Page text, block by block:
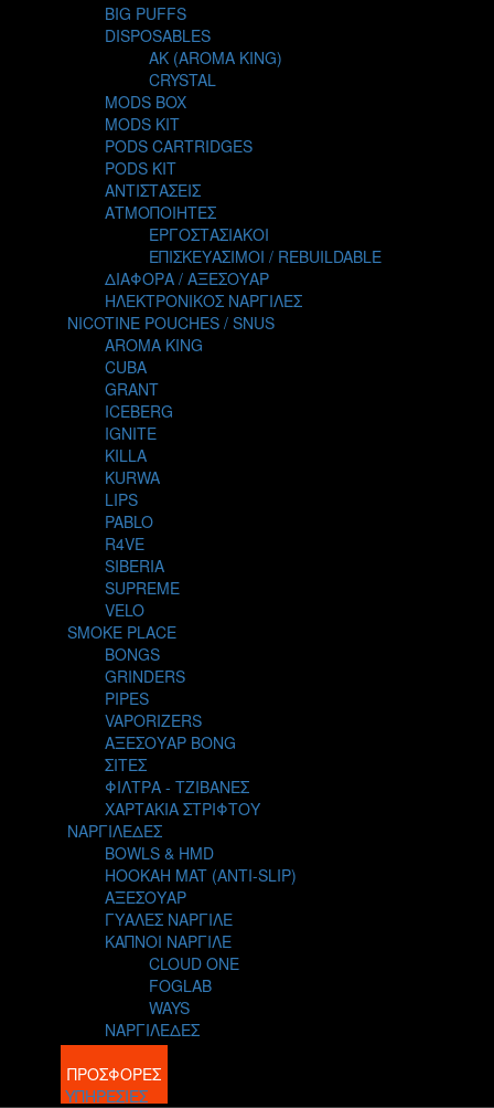
NUBO
OMERTA LIQUIDS
OPMH PROJECT
S-ELF JUICE
SADBOY
SCANDAL
SECRET FOREST
STEAM CITY LIQUIDS
STEAM TRAIN
STEAMPUNK
TALES
TATTOO
THE ALCHEMIST
THE SMOKER'S CLUB
TIKI MAHU
TWIST
VGOD
WILD ZOO
YETI
BIG PUFFS
DISPOSABLES
AK (AROMA KING)
CRYSTAL
MODS BOX
MODS KIT
PODS CARTRIDGES
PODS KIT
ΑΝΤΙΣΤΑΣΕΙΣ
ΑΤΜΟΠΟΙΗΤΕΣ
ΕΡΓΟΣΤΑΣΙΑΚΟΙ
ΕΠΙΣΚΕΥΑΣΙΜΟΙ / REBUILDABLE
ΔΙΑΦΟΡΑ / ΑΞΕΣΟΥΑΡ
ΗΛΕΚΤΡΟΝΙΚΟΣ ΝΑΡΓΙΛΕΣ
NICOTINE POUCHES / SNUS
AROMA KING
CUBA
GRANT
ICEBERG
IGNITE
KILLA
KURWA
LIPS
PABLO
R4VE
SIBERIA
SUPREME
VELO
SMOKE PLACE
BONGS
GRINDERS
PIPES
VAPORIZERS
ΑΞΕΣΟΥΑΡ BONG
ΣΙΤΕΣ
ΦΙΛΤΡΑ - ΤΖΙΒΑΝΕΣ
ΧΑΡΤΑΚΙΑ ΣΤΡΙΦΤΟΥ
ΝΑΡΓΙΛΕΔΕΣ
BOWLS & HMD
HOOKAH MAT (ANTI-SLIP)
ΑΞΕΣΟΥΑΡ
ΓΥΑΛΕΣ ΝΑΡΓΙΛΕ
ΚΑΠΝΟΙ ΝΑΡΓΙΛΕ
CLOUD ONE
FOGLAB
WAYS
ΝΑΡΓΙΛΕΔΕΣ
BLOG
ΠΡΟΣΦΟΡΕΣ
ΥΠΗΡΕΣΙΕΣ